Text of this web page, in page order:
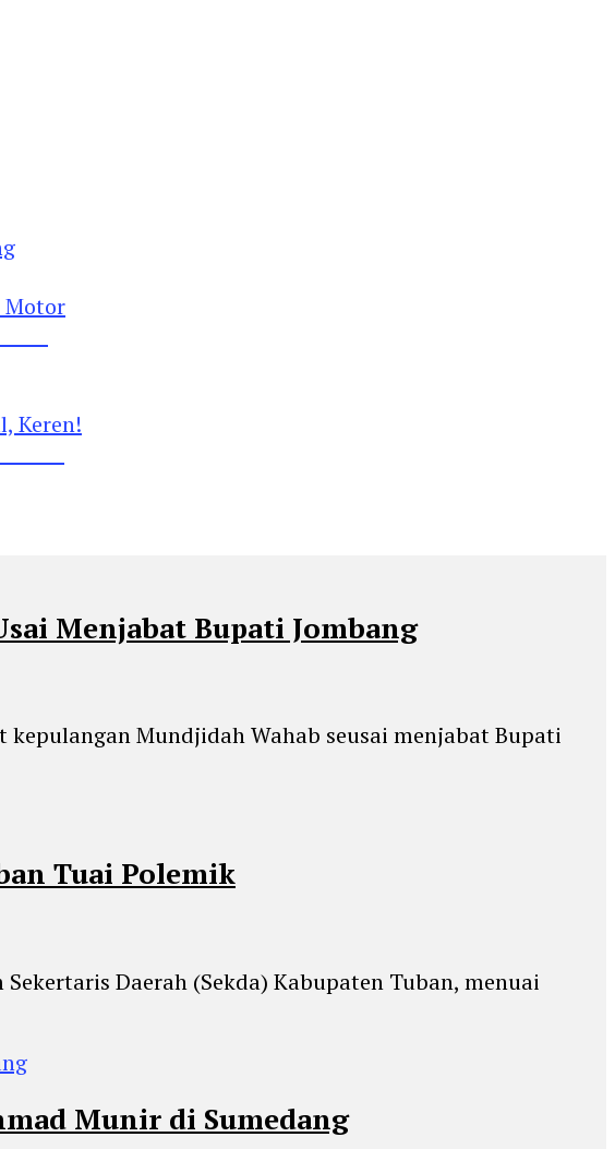
Menjabat Bupati Jombang
kepulangan Mundjidah Wahab seusai menjabat Bupati
Tuai Polemik
Daerah (Sekda) Kabupaten Tuban, menuai
Munir di Sumedang